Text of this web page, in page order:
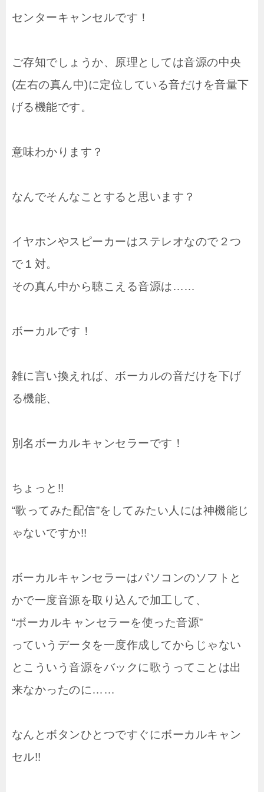
センターキャンセルです！
ご存知でしょうか、原理としては音源の中央
(左右の真ん中)に定位している音だけを音量下
げる機能です。
意味わかります？
なんでそんなことすると思います？
イヤホンやスピーカーはステレオなので２つ
で１対。
その真ん中から聴こえる音源は……
ボーカルです！
雑に言い換えれば、ボーカルの音だけを下げ
る機能、
別名ボーカルキャンセラーです！
ちょっと!!
“歌ってみた配信”をしてみたい人には神機能じ
ゃないですか!!
ボーカルキャンセラーはパソコンのソフトと
かで一度音源を取り込んで加工して、
“ボーカルキャンセラーを使った音源”
っていうデータを一度作成してからじゃない
とこういう音源をバックに歌うってことは出
来なかったのに……
なんとボタンひとつですぐにボーカルキャン
セル!!